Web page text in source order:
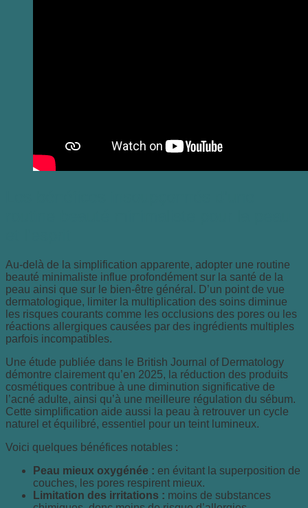
Au-delà de la simplification apparente, adopter une routine
beauté minimaliste influe profondément sur la santé de la
peau ainsi que sur le bien-être général. D’un point de vue
dermatologique, limiter la multiplication des soins diminue
les risques courants comme les occlusions des pores ou les
réactions allergiques causées par des ingrédients multiples
parfois incompatibles.
Une étude publiée dans le British Journal of Dermatology
démontre clairement qu’en 2025, la réduction des produits
cosmétiques contribue à une diminution significative de
l’acné adulte, ainsi qu’à une meilleure régulation du sébum.
Cette simplification aide aussi la peau à retrouver un cycle
naturel et équilibré, essentiel pour un teint lumineux.
Voici quelques bénéfices notables :
Peau mieux oxygénée : en évitant la superposition de
couches, les pores respirent mieux.
Limitation des irritations : moins de substances